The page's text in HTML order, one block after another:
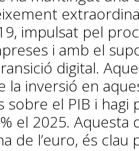
impulsat pel
i amb el
digital.
la inversió en
sobre el PIB i hagi
el 2025. Aquesta
de l’euro, és